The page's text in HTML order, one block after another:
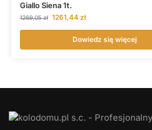
Giallo Siena 1t.
1269,05zł 1261,44 zł
Dowiedz się więcej